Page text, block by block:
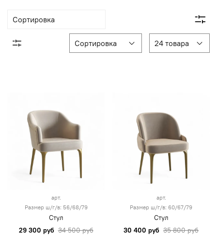
арт.
Размер ш/г/в: 56/68/79
Стул
29 300 руб 34 500 руб
арт.
Размер ш/г/в: 60/67/79
Стул
30 400 руб 35 800 руб